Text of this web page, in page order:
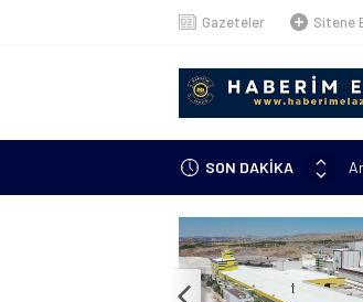
Gazeteler Sitene
SON DAKİKA